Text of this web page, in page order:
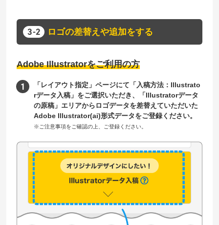
ロゴの差替えや追加をする
Adobe Illustratorをご利用の方
「レイアウト指定」ページにて「入稿方法：Illustrato
rデータ入稿」をご選択いただき、「Illustratorデータ
の原稿」エリアからロゴデータを差替えていただいた
Adobe Illustrator(ai)形式データをご登録ください。
※ご注意事項をご確認の上、ご登録ください。